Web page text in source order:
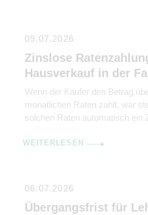
09.07.2026
Zinslose
Hausverkauf in der
Wenn der Käufer den Betrag
monatlichen Raten zahlt, war
solchen Raten automatisch ein
WEITERLESEN
06.07.2026
Übergangsfrist für